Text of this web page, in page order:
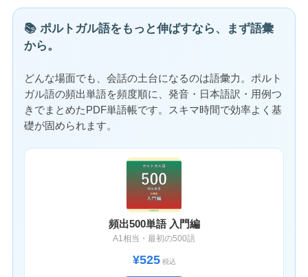
📚 ポルトガル語をもっと伸ばすなら、まず語彙
から。
どんな場面でも、会話の土台になるのは語彙力。ポルト
ガル語の頻出単語を頻度順に、発音・日本語訳・用例つ
きでまとめたPDF単語帳です。スキマ時間で効率よく基
礎が固められます。
頻出500単語 入門編
A1相当・最初の500語
¥525税込